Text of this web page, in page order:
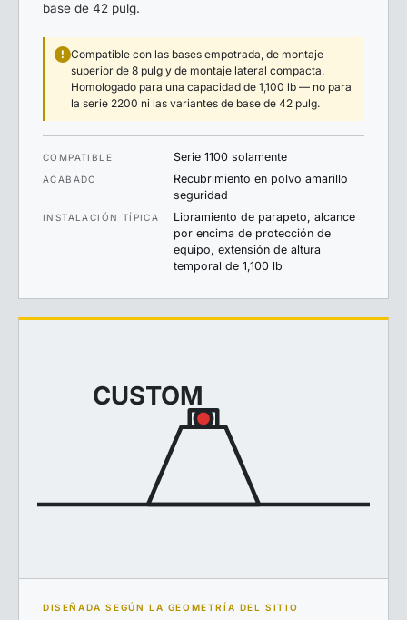
base de 42 pulg.
! Compatible con las bases empotrada, de montaje
superior de 8 pulg y de montaje lateral compacta.
Homologado para una capacidad de 1,100 lb — no para
la serie 2200 ni las variantes de base de 42 pulg.
COMPATIBLE Serie 1100 solamente
ACABADO
Recubrimiento en polvo amarillo
seguridad
INSTALACIÓN TÍPICA
Libramiento de parapeto, alcance
por encima de protección de
equipo, extensión de altura
temporal de 1,100 lb
CUSTOM
DISEÑADA SEGÚN LA GEOMETRÍA DEL SITIO